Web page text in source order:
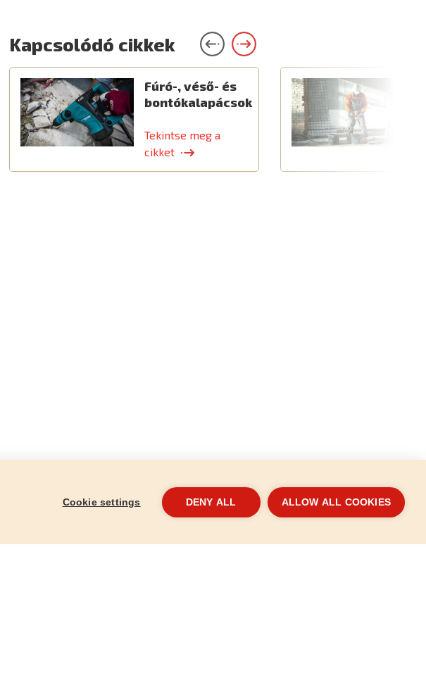
Kapcsolódó cikkek
Fúró-, véső- és
bontókalapácsok
Tekintse meg a
cikket
Cookie settings DENY ALL ALLOW ALL COOKIES